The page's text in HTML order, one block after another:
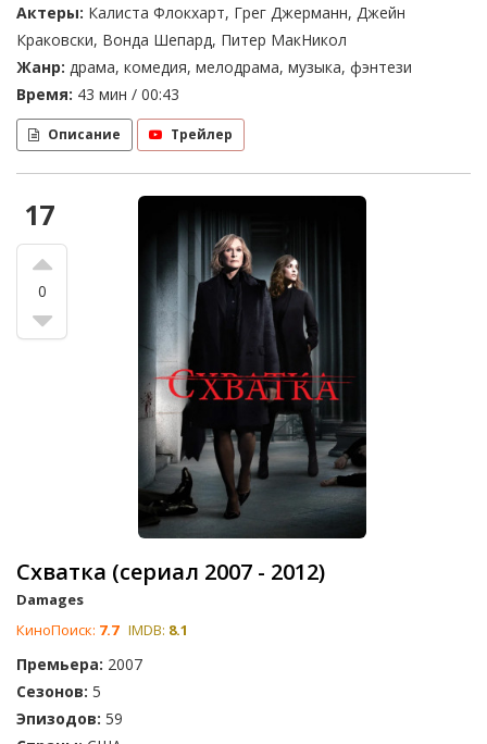
Актеры: Калиста Флокхарт, Грег Джерманн, Джейн
Краковски, Вонда Шепард, Питер МакНикол
Жанр: драма, комедия, мелодрама, музыка, фэнтези
Время: 43 мин / 00:43
Описание Трейлер
17
0
Схватка (сериал 2007 - 2012)
Damages
КиноПоиск: 7.7 IMDB: 8.1
Премьера: 2007
Сезонов: 5
Эпизодов: 59